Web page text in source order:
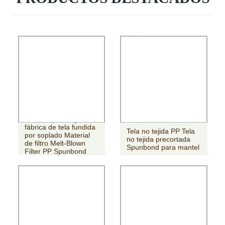
fábrica de tela fundida
por soplado Material
de filtro Melt-Blown
Filter PP Spunbond
Tela no tejida PP Tela
no tejida precortada
Spunbond para mantel